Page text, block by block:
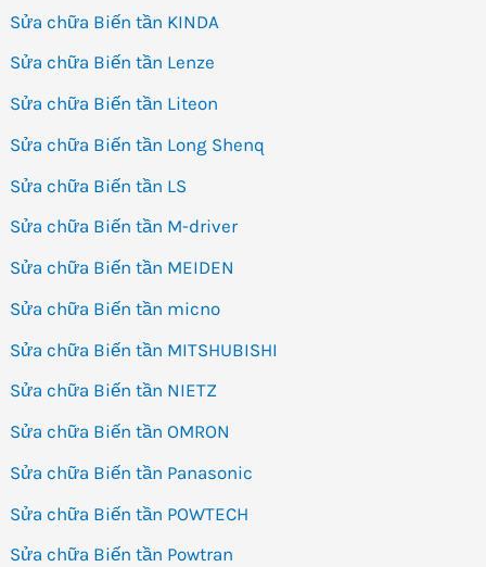
Sửa chữa Biến tần KINDA
Sửa chữa Biến tần Lenze
Sửa chữa Biến tần Liteon
Sửa chữa Biến tần Long Shenq
Sửa chữa Biến tần LS
Sửa chữa Biến tần M-driver
Sửa chữa Biến tần MEIDEN
Sửa chữa Biến tần micno
Sửa chữa Biến tần MITSHUBISHI
Sửa chữa Biến tần NIETZ
Sửa chữa Biến tần OMRON
Sửa chữa Biến tần Panasonic
Sửa chữa Biến tần POWTECH
Sửa chữa Biến tần Powtran